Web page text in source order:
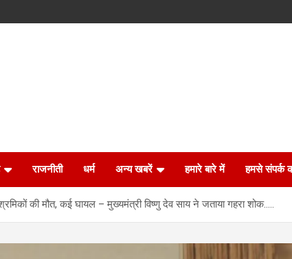
राजनीती धर्म अन्य खबरें हमारे बारे में हमसे संपर्क
की मौत, कई घायल – मुख्यमंत्री विष्णु देव साय ने जताया गहरा शोक…..